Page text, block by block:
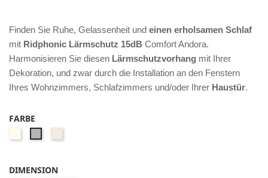
Finden Sie Ruhe, Gelassenheit und einen erholsamen Schlaf
mit Ridphonic Lärmschutz 15dB Comfort Andora.
Harmonisieren Sie diesen Lärmschutzvorhang mit Ihrer
Dekoration, und zwar durch die Installation an den Fenstern
Ihres Wohnzimmers, Schlafzimmers und/oder Ihrer Haustür.
FARBE
DIMENSION